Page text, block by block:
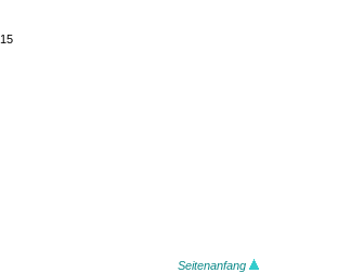
Seitenanfang